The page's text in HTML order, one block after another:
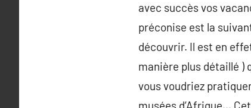
avec succès vos
préconise est la
découvrir. Il est en
manière plus détaillé )
vous voudriez